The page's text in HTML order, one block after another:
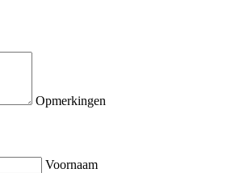
Opmerkingen
Voornaam